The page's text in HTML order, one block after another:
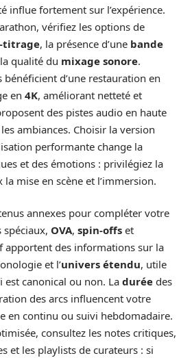
influe fortement sur l’expérience.
vérifiez les options de
titrage, la présence d’une bande
qualité du mixage sonore.
d’une restauration en
en 4K, améliorant netteté et
des pistes audio en haute
ambiances. Choisir la version
performante change la
et des émotions : privilégiez la
mise en scène et l’immersion.
annexes pour compléter votre
spéciaux, OVA, spin-offs et
apportent des informations sur la
et l’univers étendu, utile
canonical ou non. La durée des
des arcs influencent votre
en continu ou suivi hebdomadaire.
consultez les notes critiques,
et les playlists de curateurs : si